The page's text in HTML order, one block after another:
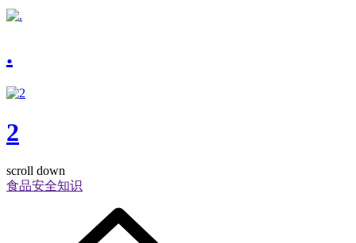
.
2
scroll down
食品安全知识